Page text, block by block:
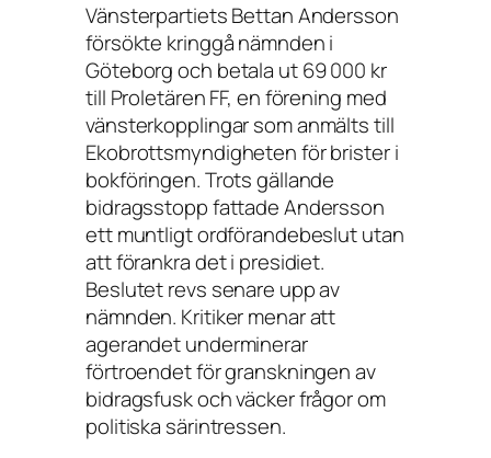
Vänsterpartiets Bettan Andersson
försökte kringgå nämnden i
Göteborg och betala ut 69 000 kr
till Proletären FF, en förening med
vänsterkopplingar som anmälts till
Ekobrottsmyndigheten för brister i
bokföringen. Trots gällande
bidragsstopp fattade Andersson
ett muntligt ordförandebeslut utan
att förankra det i presidiet.
Beslutet revs senare upp av
nämnden. Kritiker menar att
agerandet underminerar
förtroendet för granskningen av
bidragsfusk och väcker frågor om
politiska särintressen.